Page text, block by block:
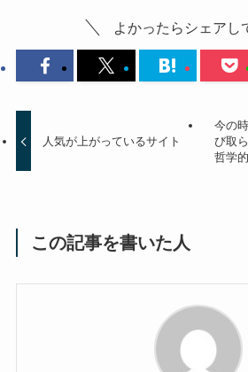
よかったらシェアし
人気が上がっているサイト
今の
び取
哲学
この記事を書いた人